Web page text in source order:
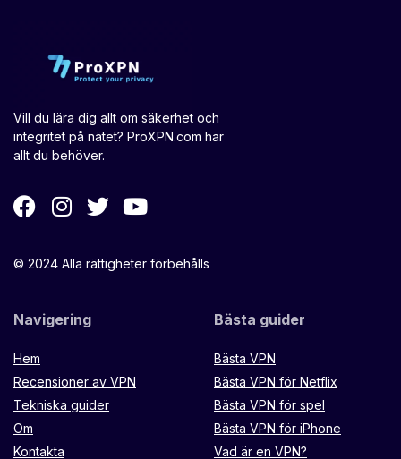
Vill du lära dig allt om säkerhet och
integritet på nätet? ProXPN.com har
allt du behöver.
© 2024 Alla rättigheter förbehålls
Navigering
Hem
Recensioner av VPN
Tekniska guider
Om
Kontakta
Bästa guider
Bästa VPN
Bästa VPN för Netflix
Bästa VPN för spel
Bästa VPN för iPhone
Vad är en VPN?